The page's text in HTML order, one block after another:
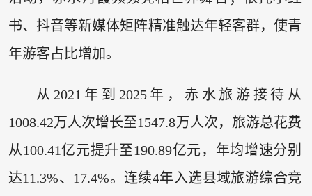
书、抖音等新媒体矩阵精准触达年轻客群，使青
年游客占比增加。
从2021年到2025年，赤水旅游接待从
1008.42万人次增长至1547.8万人次，旅游总花费
从100.41亿元提升至190.89亿元，年均增速分别
达11.3%、17.4%。连续4年入选县域旅游综合竞